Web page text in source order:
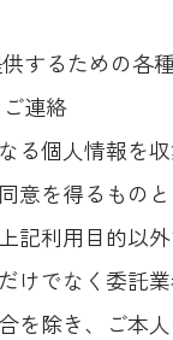
するための各種
連絡
る個人情報を収
意を得るものと
記利用目的以外
けでなく委託業
を除き、ご本